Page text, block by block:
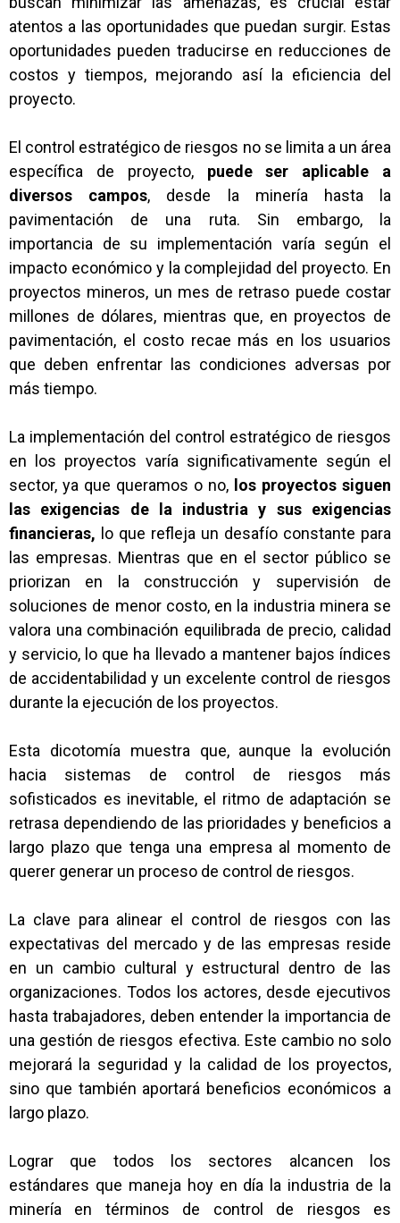
atentos a las oportunidades que puedan surgir. Estas
oportunidades pueden traducirse en reducciones de
costos y tiempos, mejorando así la eficiencia del
proyecto.
El control estratégico de riesgos no se limita a un área
específica de proyecto, puede ser aplicable a
diversos campos, desde la minería hasta la
pavimentación de una ruta. Sin embargo, la
importancia de su implementación varía según el
impacto económico y la complejidad del proyecto. En
proyectos mineros, un mes de retraso puede costar
millones de dólares, mientras que, en proyectos de
pavimentación, el costo recae más en los usuarios
que deben enfrentar las condiciones adversas por
más tiempo.
La implementación del control estratégico de riesgos
en los proyectos varía significativamente según el
sector, ya que queramos o no, los proyectos siguen
las exigencias de la industria y sus exigencias
financieras, lo que refleja un desafío constante para
las empresas. Mientras que en el sector público se
priorizan en la construcción y supervisión de
soluciones de menor costo, en la industria minera se
valora una combinación equilibrada de precio, calidad
y servicio, lo que ha llevado a mantener bajos índices
de accidentabilidad y un excelente control de riesgos
durante la ejecución de los proyectos.
Esta dicotomía muestra que, aunque la evolución
hacia sistemas de control de riesgos más
sofisticados es inevitable, el ritmo de adaptación se
retrasa dependiendo de las prioridades y beneficios a
largo plazo que tenga una empresa al momento de
querer generar un proceso de control de riesgos.
La clave para alinear el control de riesgos con las
expectativas del mercado y de las empresas reside
en un cambio cultural y estructural dentro de las
organizaciones. Todos los actores, desde ejecutivos
hasta trabajadores, deben entender la importancia de
una gestión de riesgos efectiva. Este cambio no solo
mejorará la seguridad y la calidad de los proyectos,
sino que también aportará beneficios económicos a
largo plazo.
Lograr que todos los sectores alcancen los
estándares que maneja hoy en día la industria de la
minería en términos de control de riesgos es